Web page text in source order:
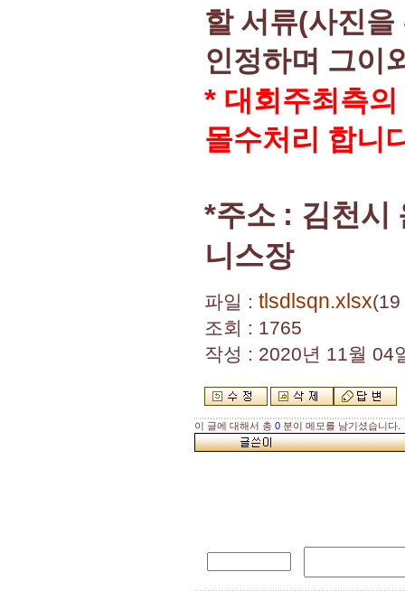
할 서류(사진을
인정하며 그이
* 대회주최측
몰수처리 합니
*주소 : 김천시
니스장
파일 : tlsdlsqn.xlsx(19
조회 : 1765
작성 : 2020년 11월 04
이 글에 대해서 총 0 분이 메모를 남기셨습니다.